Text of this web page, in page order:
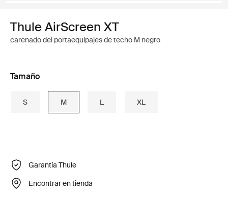
Thule AirScreen XT
carenado del portaequipajes de techo M negro
Tamaño
S M L XL
Garantía Thule
Encontrar en tienda